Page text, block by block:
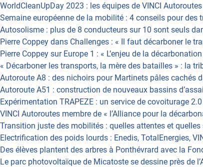
WorldCleanUpDay 2023 : les équipes de VINCI
Semaine européenne de la mobilité : 4 conseils pour des
Autosolisme : plus de 8 conducteurs sur 10 sont seuls
Pierre Coppey dans Challenges : « Il faut décarboner le
Pierre Coppey sur Europe 1 : « L’enjeu de la
« Décarboner les transports, la mère des batailles » : la
Autoroute A8 : des nichoirs pour Martinets pâles cachés
Autoroute A51 : construction de nouveaux bassins
Expérimentation TRAPEZE : un service de covoiturage
VINCI Autoroutes membre de « l’Alliance pour la
Transition juste des mobilités : quelles attentes et quelles
Electrification des poids lourds : Enedis, TotalEnergies,
Des élèves plantent des arbres à Ponthévrard avec la
Le parc photovoltaïque de Micatoste se dessine près de